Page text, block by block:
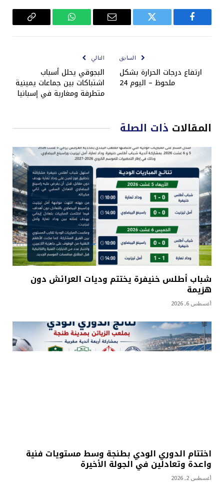
فيسبوك تويتر
البريد
واتساب
Copy
السابق
ارتفاع درجات الحرارة بشكل
ملحوظ – اليوم 24
التالي
البجوقي يحلل أسباب
اشتباكات بين جماعات يمينية
متطرفة ومغاربة في إسبانيا
المقالات ذات الصلة
شباب أطلس خنيفرة يختتم وديات العرائش دون
هزيمة
أغسطس 6, 2026
اختتام الدوري الودي بطنجة وسط مستويات فنية
واعدة وتعادلين في الجولة الأخيرة
أغسطس 2, 2026